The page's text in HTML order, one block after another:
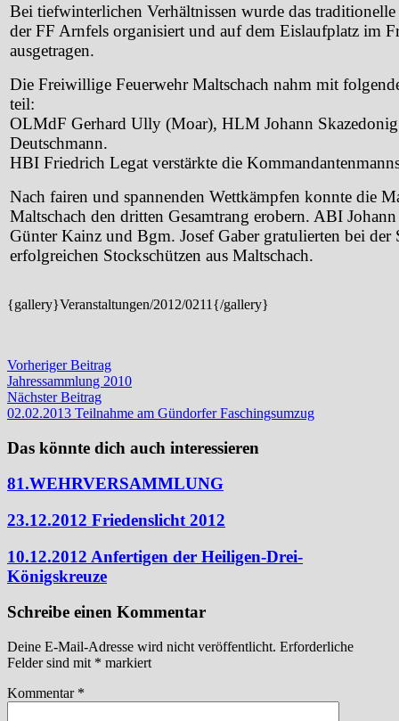
Bei tiefwinterlichen Verhältnissen wurde das
der FF Arnfels organisiert und auf dem Eislaufplatz im
ausgetragen.
Die Freiwillige Feuerwehr Maltschach nahm mit
teil:
OLMdF Gerhard Ully (Moar), HLM Johann
Deutschmann.
HBI Friedrich Legat verstärkte die
Nach fairen und spannenden Wettkämpfen konnte die
Maltschach den dritten Gesamtrang erobern. ABI
Günter Kainz und Bgm. Josef Gaber gratulierten bei der
erfolgreichen Stockschützen aus Maltschach.
{gallery}Veranstaltungen/2012/0211{/gallery}
Beitragsnavigation
Vorheriger BeitragVorheriger
Beitrag:
Jahressammlung 2010
Nächster BeitragNächster
Beitrag:
02.02.2013 Teilnahme am Gündorfer Faschingsumzug
Das könnte dich auch interessieren
81.WEHRVERSAMMLUNG
23.12.2012 Friedenslicht 2012
10.12.2012 Anfertigen der Heiligen-Drei-
Königskreuze
Schreibe einen Kommentar
Deine E-Mail-Adresse wird nicht veröffentlicht. Erforderliche
Felder sind mit * markiert
Kommentar *